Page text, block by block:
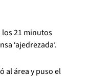
21 minutos
‘ajedrezada’.
al área y puso el